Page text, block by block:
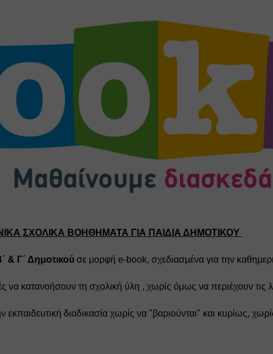
ΣΧΟΛΙΚΑ ΒΟΗΘΗΜΑΤΑ ΓΙΑ ΠΑΙΔΙΑ ΔΗΜΟΤΙΚΟΥ
& Γ΄ Δημοτικού σε μορφή e-book, σχεδιασμένα για την
να κατανοήσουν τη σχολική ύλη , χωρίς όμως να περιέχουν τις
εκπαιδευτική διαδικασία χωρίς να "βαριούνται" και κυρίως,